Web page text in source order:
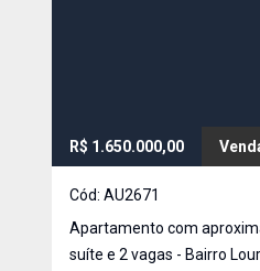
R$ 1.650.000,00
Cód: AU2671
Apartamento com
suíte e 2 vagas - Bairro Lourdes Apartamento